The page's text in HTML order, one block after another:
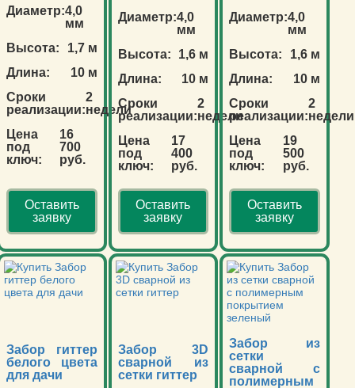
Диаметр:4,0
мм
Высота:
1,7 м
Длина:
10 м
Сроки
реализации:
2
недели
Цена
под
ключ:
16
700
руб.
Оставить
заявку
Диаметр:4,0
мм
Высота:
1,6 м
Длина:
10 м
Сроки
реализации:
2
недели
Цена
под
ключ:
17
400
руб.
Оставить
заявку
Диаметр:4,0
мм
Высота:
1,6 м
Длина:
10 м
Сроки
реализации:
2
недели
Цена
под
ключ:
19
500
руб.
Оставить
заявку
Забор гиттер
белого цвета
для дачи
Забор 3D
сварной из
сетки гиттер
Забор из
сетки
сварной с
полимерным